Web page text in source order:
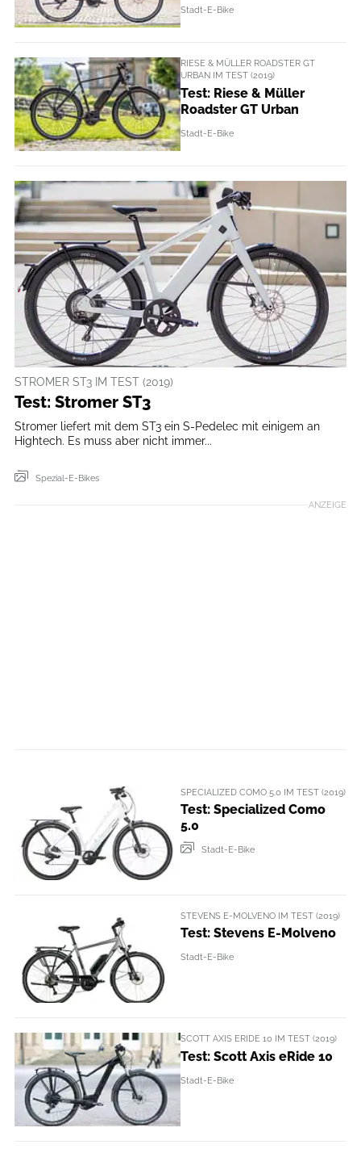
Stadt-E-Bike
RIESE & MÜLLER ROADSTER GT
URBAN IM TEST (2019)
Test: Riese & Müller
Roadster GT Urban
Stadt-E-Bike
STROMER ST3 IM TEST (2019)
Test: Stromer ST3
Stromer liefert mit dem ST3 ein S-Pedelec mit einigem an
Hightech. Es muss aber nicht immer...
Spezial-E-Bikes
ANZEIGE
SPECIALIZED COMO 5.0 IM TEST (2019)
Test: Specialized Como
5.0
Stadt-E-Bike
STEVENS E-MOLVENO IM TEST (2019)
Test: Stevens E-Molveno
Stadt-E-Bike
SCOTT AXIS ERIDE 10 IM TEST (2019)
Test: Scott Axis eRide 10
Stadt-E-Bike